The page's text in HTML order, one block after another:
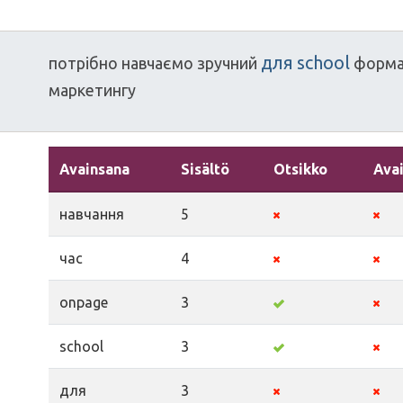
потрібно навчаємо зручний для school
маркетингу
Avainsana Sisältö Otsikko
навчання 5
час 4
onpage 3
school 3
для 3